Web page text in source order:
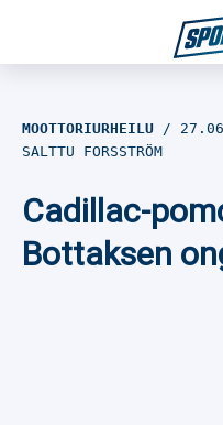
Jalkapallo
MOOTTORIURHEILU
SALTTU FORSSTRÖM
Cadillac-
Bottaksen